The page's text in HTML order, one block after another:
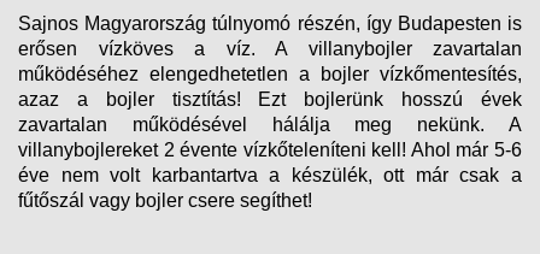
Sajnos Magyarország túlnyomó részén, így Budapesten is
erősen vízköves a víz. A villanybojler zavartalan
működéséhez elengedhetetlen a bojler vízkőmentesítés,
azaz a bojler tisztítás! Ezt bojlerünk hosszú évek
zavartalan működésével hálálja meg nekünk. A
villanybojlereket 2 évente vízkőteleníteni kell! Ahol már 5-6
éve nem volt karbantartva a készülék, ott már csak a
fűtőszál vagy bojler csere segíthet!